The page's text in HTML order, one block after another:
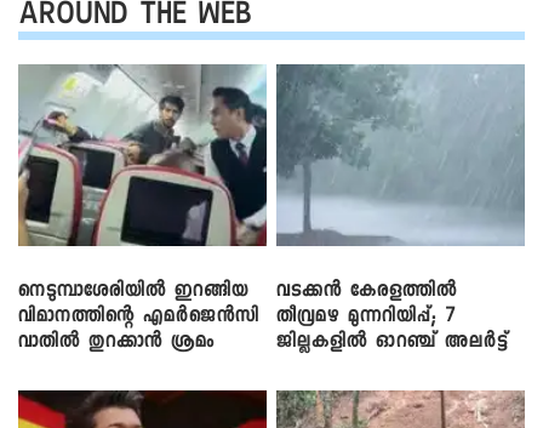
AROUND THE WEB
നെടുമ്പാശേരിയിൽ ഇറങ്ങിയ
വിമാനത്തിന്റെ എമർജെൻസി
വാതിൽ തുറക്കാൻ ശ്രമം
വടക്കൻ കേരളത്തിൽ
തീവ്രമഴ മുന്നറിയിപ്പ്; 7
ജില്ലകളിൽ ഓറഞ്ച് അലർട്ട്